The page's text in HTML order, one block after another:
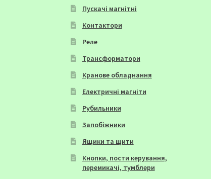
Пускачі магнітні
Контактори
Реле
Трансформатори
Кранове обладнання
Електричні магніти
Рубильники
Запобіжники
Ящики та щити
Кнопки, пости керування,
перемикачі, тумблери